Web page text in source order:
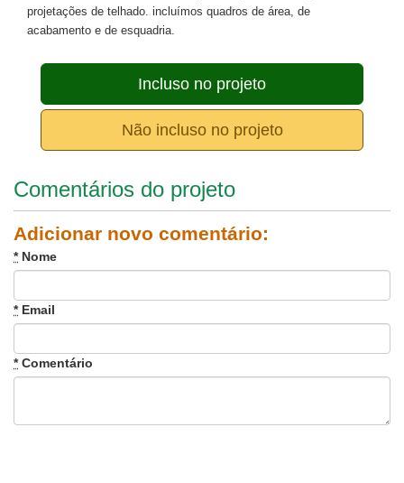
projetações de telhado. incluímos quadros de área, de
acabamento e de esquadria.
Incluso no projeto
Não incluso no projeto
Comentários do projeto
Adicionar novo comentário:
*Nome
*Email
*Comentário